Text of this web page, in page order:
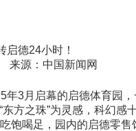
启德24小时！
来源：中国新闻网
月启幕的启德体育园，
之珠”为灵感，科幻感
饱喝足，园内的启德零